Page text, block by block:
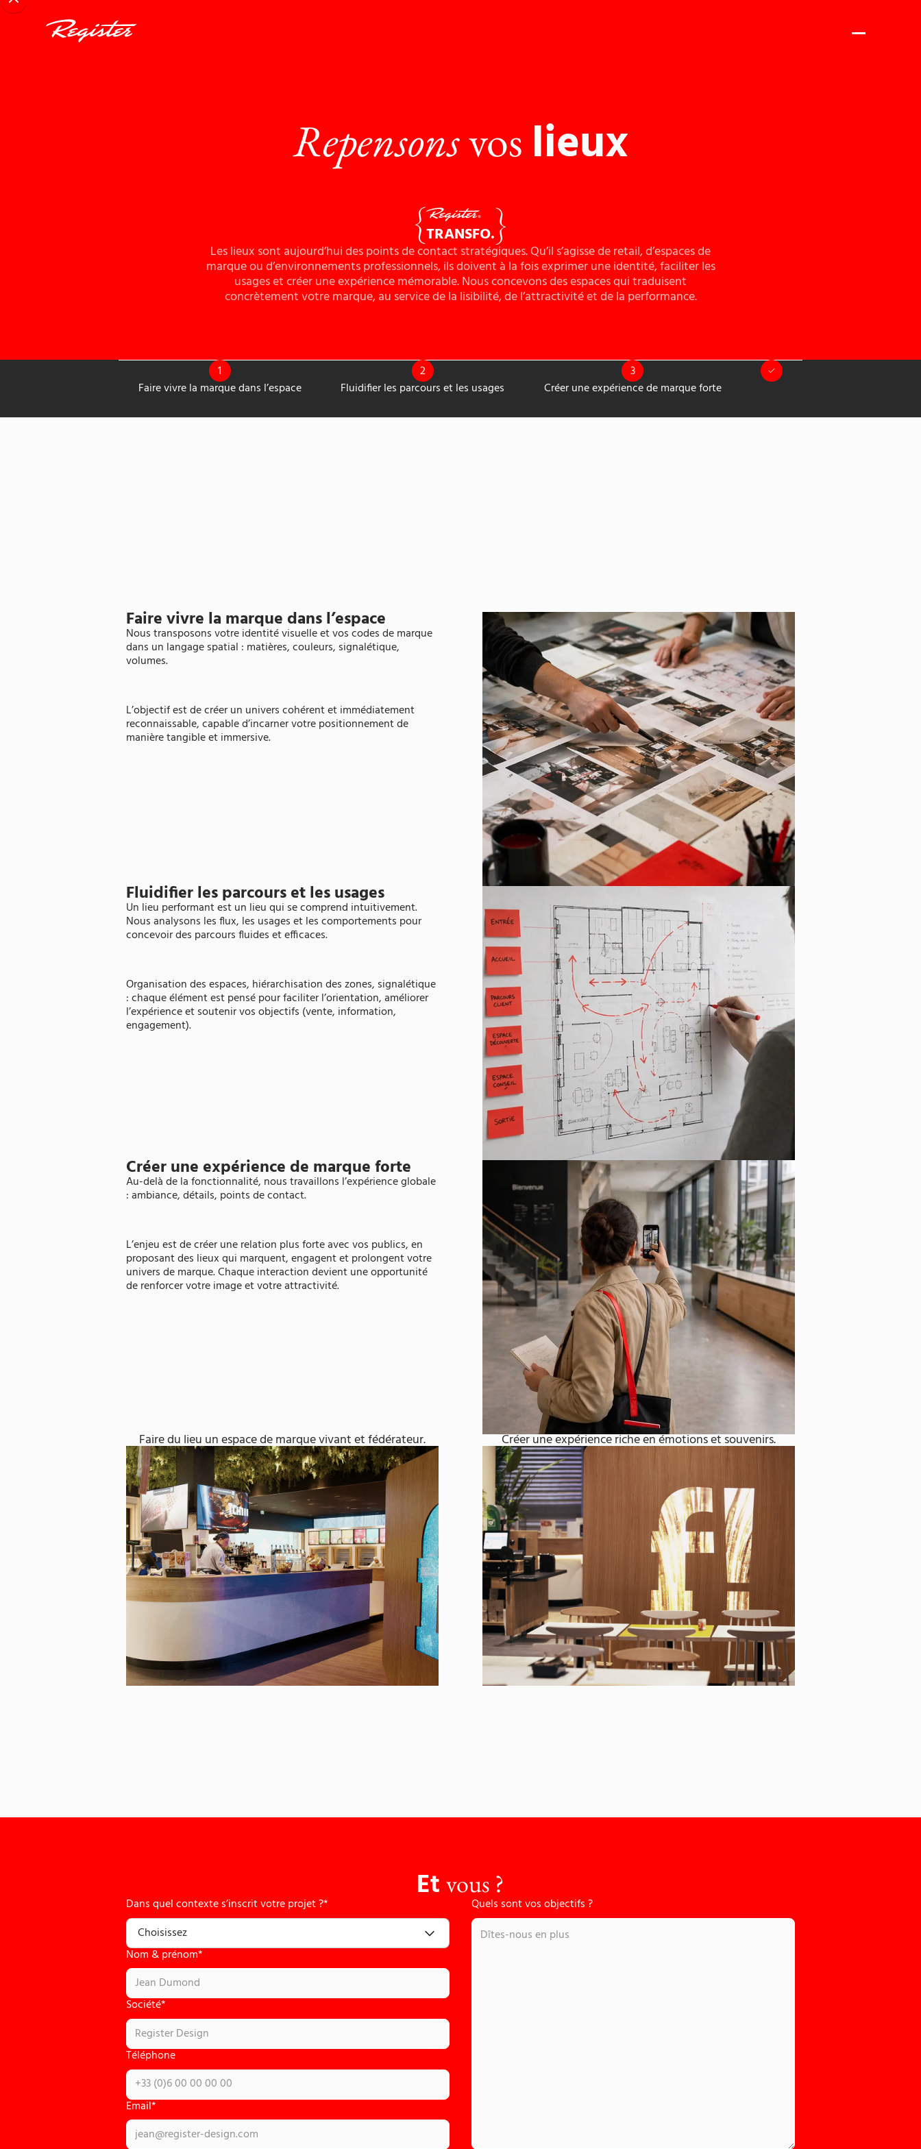
Repensonsvos lieux
TRANSFO.
Les lieux sont aujourd’hui des points de contact stratégiques. Qu’il s’agisse de retail, d’espaces de
marque ou d’environnements professionnels, ils doivent à la fois exprimer une identité, faciliter les
usages et créer une expérience mémorable. Nous concevons des espaces qui traduisent
concrètement votre marque, au service de la lisibilité, de l’attractivité et de la performance.
1
Faire vivre la marque dans l’espace
2
Fluidifier les parcours et les usages
3
Créer une expérience de marque forte
Faire vivre la marque dans l’espace
Nous transposons votre identité visuelle et vos codes de marque
dans un langage spatial : matières, couleurs, signalétique,
volumes.
L’objectif est de créer un univers cohérent et immédiatement
reconnaissable, capable d’incarner votre positionnement de
manière tangible et immersive.
Fluidifier les parcours et les usages
Un lieu performant est un lieu qui se comprend intuitivement.
Nous analysons les flux, les usages et les comportements pour
concevoir des parcours fluides et efficaces.
Organisation des espaces, hiérarchisation des zones, signalétique
: chaque élément est pensé pour faciliter l’orientation, améliorer
l’expérience et soutenir vos objectifs (vente, information,
engagement).
Créer une expérience de marque forte
Au-delà de la fonctionnalité, nous travaillons l’expérience globale
: ambiance, détails, points de contact.
L’enjeu est de créer une relation plus forte avec vos publics, en
proposant des lieux qui marquent, engagent et prolongent votre
univers de marque. Chaque interaction devient une opportunité
de renforcer votre image et votre attractivité.
Faire du lieu un espace de marque vivant et fédérateur. Créer une expérience riche en émotions et souvenirs.
Et vous ?
Dans quel contexte s’inscrit votre projet ?*
Choisissez
Rebranding
Création entreprise
Nom & prénom*
Société*
Téléphone
Email*
Quels sont vos objectifs ?